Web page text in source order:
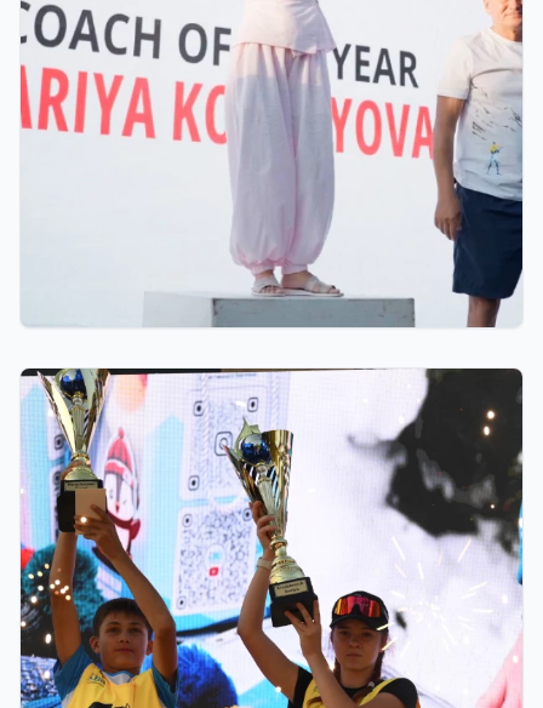
Тренер из Костаная признан лучшим детским
тренером по биатлону